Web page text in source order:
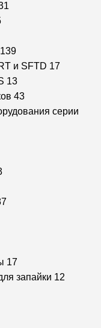
139
и SFTD 17
13
43
серии
17
запайки 12